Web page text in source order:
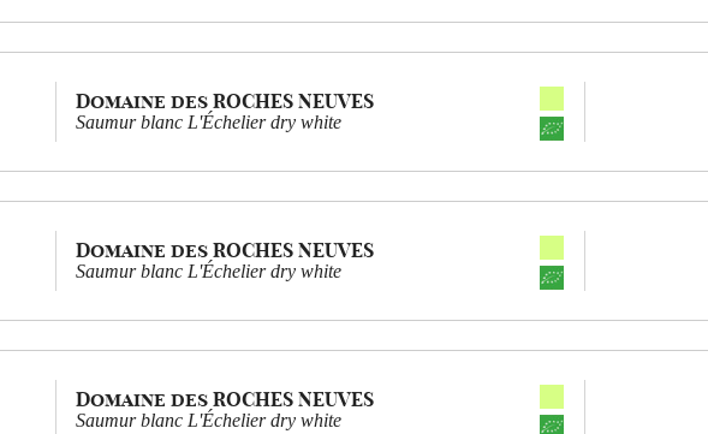
Domaine des ROCHES NEUVES
Saumur blanc L'Échelier dry white
Domaine des ROCHES NEUVES
Saumur blanc L'Échelier dry white
Domaine des ROCHES NEUVES
Saumur blanc L'Échelier dry white